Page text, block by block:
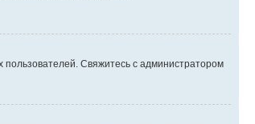
Свяжитесь с администратором